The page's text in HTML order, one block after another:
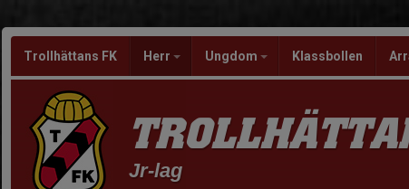
Trollhättans FK Herr Ungdom Klassbollen
Jr-lag